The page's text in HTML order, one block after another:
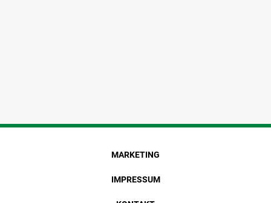
MARKETING
IMPRESSUM